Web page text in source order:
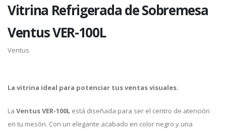
Vitrina Refrigerada de Sobremesa
Ventus VER-100L
Ventus
La vitrina ideal para potenciar tus ventas visuales.
La Ventus VER-100L está diseñada para ser el centro de atención
en tu mesón. Con un elegante acabado en color negro y una